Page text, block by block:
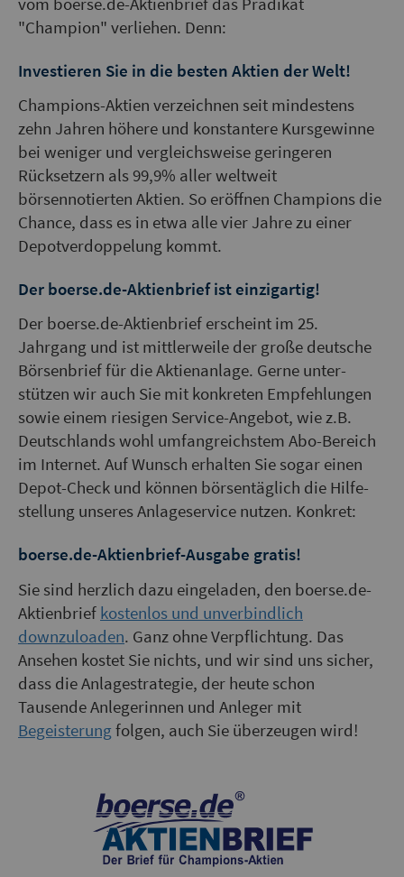
"Champion" verliehen. Denn:
Investieren Sie in die besten Aktien der Welt!
Champions-Aktien verzeichnen seit mindestens
zehn Jahren höhere und konstantere Kursgewinne
bei weniger und vergleichsweise geringeren
Rücksetzern als 99,9% aller weltweit
börsennotierten Aktien. So eröffnen Champions die
Chance, dass es in etwa alle vier Jahre zu einer
Depotverdoppelung kommt.
Der boerse.de-Aktienbriefist einzigartig!
Der boerse.de-Aktienbrief erscheint im 25.
Jahrgang und ist mittler­weile der große deutsche
Börsen­brief für die Aktienanlage. Gerne unter­
stützen wir auch Sie mit konkreten Empfeh­lungen
sowie einem riesigen Service-Angebot, wie z.B.
Deutschlands wohl umfang­reichstem Abo-Bereich
im Internet. Auf Wunsch erhalten Sie sogar einen
Depot-Check und können börsen­täglich die Hilfe­
stellung unseres Anlageservice nutzen. Konkret:
boerse.de-Aktienbrief-Ausgabe gratis!
Sie sind herzlich dazu eingeladen, den boerse.de-
Aktienbrief kostenlos und unverbindlich
downzuloaden. Ganz ohne Verpflichtung. Das
Ansehen kostet Sie nichts, und wir sind uns sicher,
dass die Anlagestrategie, der heute schon
Tausende Anlegerinnen und Anleger mit
Begeisterung folgen, auch Sie überzeugen wird!